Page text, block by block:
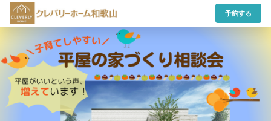
予約する